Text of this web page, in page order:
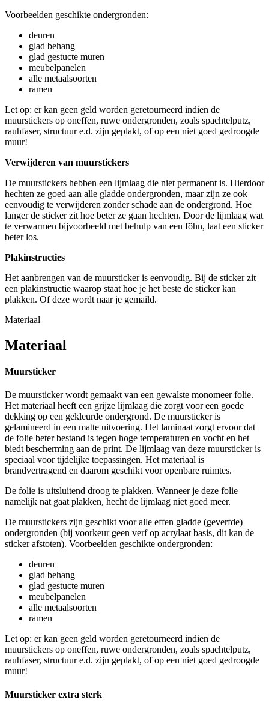
Voorbeelden geschikte ondergronden:
deuren
glad behang
glad gestucte muren
meubelpanelen
alle metaalsoorten
ramen
Let op: er kan geen geld worden geretourneerd indien de
muurstickers op oneffen, ruwe ondergronden, zoals spachtelputz,
rauhfaser, structuur e.d. zijn geplakt, of op een niet goed gedroogde
muur!
Verwijderen van muurstickers
De muurstickers hebben een lijmlaag die niet permanent is. Hierdoor
hechten ze goed aan alle gladde ondergronden, maar zijn ze ook
eenvoudig te verwijderen zonder schade aan de ondergrond. Hoe
langer de sticker zit hoe beter ze gaan hechten. Door de lijmlaag wat
te verwarmen bijvoorbeeld met behulp van een föhn, laat een sticker
beter los.
Plakinstructies
Het aanbrengen van de muursticker is eenvoudig. Bij de sticker zit
een plakinstructie waarop staat hoe je het beste de sticker kan
plakken. Of deze wordt naar je gemaild.
Materiaal
Materiaal
Muursticker
De muursticker wordt gemaakt van een gewalste monomeer folie.
Het materiaal heeft een grijze lijmlaag die zorgt voor een goede
dekking op een gekleurde ondergrond. De muursticker is
gelamineerd in een matte uitvoering. Het laminaat zorgt ervoor dat
de folie beter bestand is tegen hoge temperaturen en vocht en het
biedt bescherming aan de print. De lijmlaag van deze muursticker is
speciaal voor tijdelijke toepassingen. Het materiaal is
brandvertragend en daarom geschikt voor openbare ruimtes.
De folie is uitsluitend droog te plakken. Wanneer je deze folie
namelijk nat gaat plakken, hecht de lijmlaag niet goed meer.
De muurstickers zijn geschikt voor alle effen gladde (geverfde)
ondergronden (bij voorkeur geen verf op acrylaat basis, dit kan de
sticker afstoten). Voorbeelden geschikte ondergronden:
deuren
glad behang
glad gestucte muren
meubelpanelen
alle metaalsoorten
ramen
Let op: er kan geen geld worden geretourneerd indien de
muurstickers op oneffen, ruwe ondergronden, zoals spachtelputz,
rauhfaser, structuur e.d. zijn geplakt, of op een niet goed gedroogde
muur!
Muursticker extra sterk